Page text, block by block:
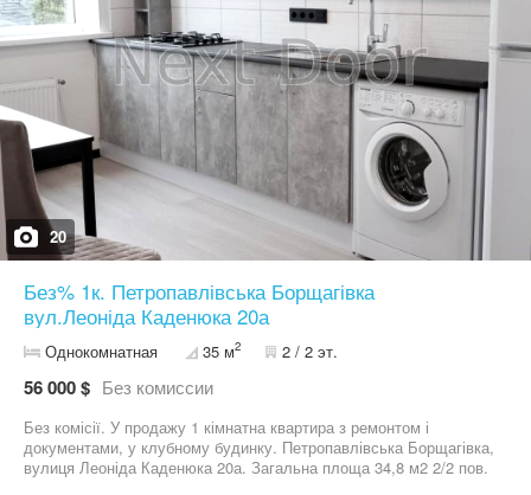
краси, Фора та мінімаркети. АН Dorogogо - весь перелік
рієлторських послуг. Квадратні метри - щасливі моменти.
20
Без% 1к. Петропавлівська Борщагівка
вул.Леоніда Каденюка 20а
Однокомнатная 35 м2 2 / 2 эт.
56 000 $ Без комиссии
Без комісії. У продажу 1 кімнатна квартира з ремонтом і
документами, у клубному будинку. Петропавлівська Борщагівка,
вулиця Леоніда Каденюка 20а. Загальна площа 34,8 м2 2/2 пов.